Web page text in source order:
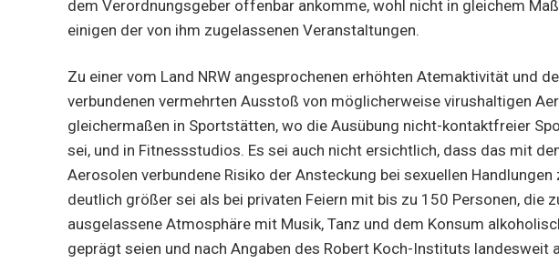
dem Verordnungsgeber offenbar ankomme, wohl nicht in gleichem
einigen der von ihm zugelassenen Veranstaltungen.
Zu einer vom Land NRW angesprochenen erhöhten Atemaktivität und
verbundenen vermehrten Ausstoß von möglicherweise virushaltigen
gleichermaßen in Sportstätten, wo die Ausübung nicht-kontaktfreier
sei, und in Fitnessstudios. Es sei auch nicht ersichtlich, dass das mit
Aerosolen verbundene Risiko der Ansteckung bei sexuellen Handlungen
deutlich größer sei als bei privaten Feiern mit bis zu 150 Personen, die
ausgelassene Atmosphäre mit Musik, Tanz und dem Konsum
geprägt seien und nach Angaben des Robert Koch-Instituts landesweit